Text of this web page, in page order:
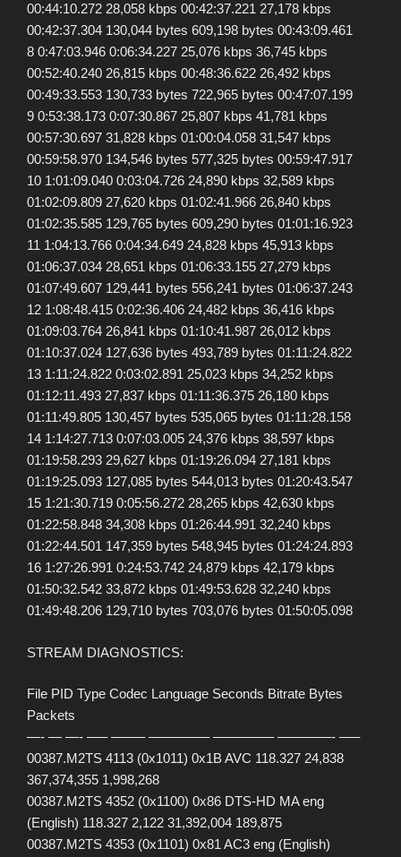
00:44:10.272 28,058 kbps 00:42:37.221 27,178 kbps
00:42:37.304 130,044 bytes 609,198 bytes 00:43:09.461
8 0:47:03.946 0:06:34.227 25,076 kbps 36,745 kbps
00:52:40.240 26,815 kbps 00:48:36.622 26,492 kbps
00:49:33.553 130,733 bytes 722,965 bytes 00:47:07.199
9 0:53:38.173 0:07:30.867 25,807 kbps 41,781 kbps
00:57:30.697 31,828 kbps 01:00:04.058 31,547 kbps
00:59:58.970 134,546 bytes 577,325 bytes 00:59:47.917
10 1:01:09.040 0:03:04.726 24,890 kbps 32,589 kbps
01:02:09.809 27,620 kbps 01:02:41.966 26,840 kbps
01:02:35.585 129,765 bytes 609,290 bytes 01:01:16.923
11 1:04:13.766 0:04:34.649 24,828 kbps 45,913 kbps
01:06:37.034 28,651 kbps 01:06:33.155 27,279 kbps
01:07:49.607 129,441 bytes 556,241 bytes 01:06:37.243
12 1:08:48.415 0:02:36.406 24,482 kbps 36,416 kbps
01:09:03.764 26,841 kbps 01:10:41.987 26,012 kbps
01:10:37.024 127,636 bytes 493,789 bytes 01:11:24.822
13 1:11:24.822 0:03:02.891 25,023 kbps 34,252 kbps
01:12:11.493 27,837 kbps 01:11:36.375 26,180 kbps
01:11:49.805 130,457 bytes 535,065 bytes 01:11:28.158
14 1:14:27.713 0:07:03.005 24,376 kbps 38,597 kbps
01:19:58.293 29,627 kbps 01:19:26.094 27,181 kbps
01:19:25.093 127,085 bytes 544,013 bytes 01:20:43.547
15 1:21:30.719 0:05:56.272 28,265 kbps 42,630 kbps
01:22:58.848 34,308 kbps 01:26:44.991 32,240 kbps
01:22:44.501 147,359 bytes 548,945 bytes 01:24:24.893
16 1:27:26.991 0:24:53.742 24,879 kbps 42,179 kbps
01:50:32.542 33,872 kbps 01:49:53.628 32,240 kbps
01:49:48.206 129,710 bytes 703,076 bytes 01:50:05.098
STREAM DIAGNOSTICS:
File PID Type Codec Language Seconds Bitrate Bytes
Packets
—- — —- —– ——– ————– ————– ————- —–
00387.M2TS 4113 (0x1011) 0x1B AVC 118.327 24,838
367,374,355 1,998,268
00387.M2TS 4352 (0x1100) 0x86 DTS-HD MA eng
(English) 118.327 2,122 31,392,004 189,875
00387.M2TS 4353 (0x1101) 0x81 AC3 eng (English)